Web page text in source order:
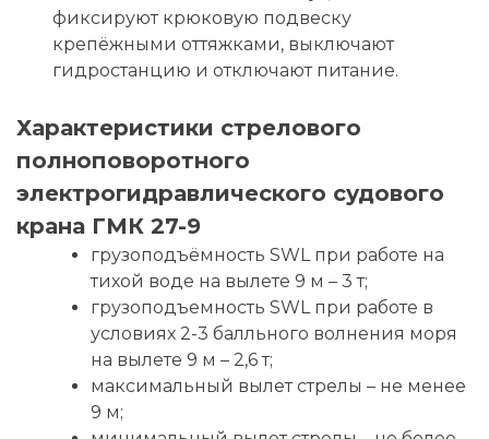
фиксируют крюковую подвеску
крепёжными оттяжками, выключают
гидростанцию и отключают питание.
Характеристики стрелового
полноповоротного
электрогидравлического судового
крана ГМК 27-9
грузоподъёмность SWL при работе на
тихой воде на вылете 9 м – 3 т;
грузоподъемность SWL при работе в
условиях 2-3 балльного волнения моря
на вылете 9 м – 2,6 т;
максимальный вылет стрелы – не менее
9 м;